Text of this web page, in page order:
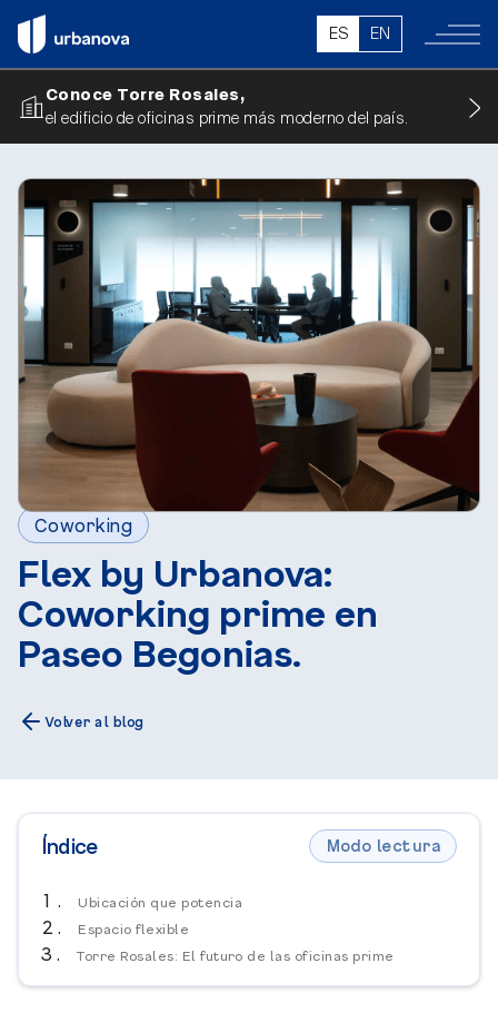
ES EN
Conoce Torre Rosales,
el edificio de oficinas prime más moderno del país.
Coworking
Flex by Urbanova:
Coworking prime en
Paseo Begonias.
Volver al blog
Índice Modo lectura
Ubicación que potencia
Espacio flexible
Torre Rosales: El futuro de las oficinas prime